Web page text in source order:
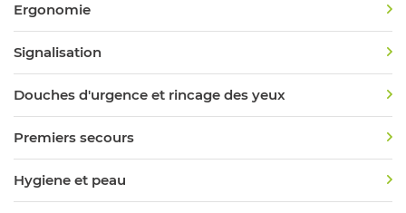
Ergonomie
Signalisation
Douches d'urgence et rincage des yeux
Premiers secours
Hygiene et peau